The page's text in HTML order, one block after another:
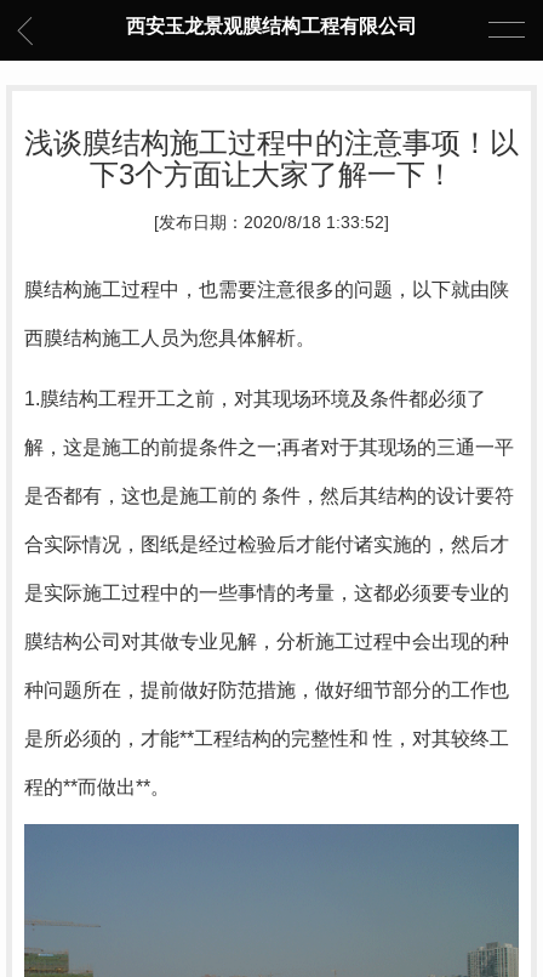
西安玉龙景观膜结构工程有限公司
浅谈膜结构施工过程中的注意事项！以
下3个方面让大家了解一下！
[发布日期：2020/8/18 1:33:52]
膜结构施工过程中，也需要注意很多的问题，以下就由陕
西膜结构施工人员为您具体解析。
1.膜结构工程开工之前，对其现场环境及条件都必须了
解，这是施工的前提条件之一;再者对于其现场的三通一平
是否都有，这也是施工前的 条件，然后其结构的设计要符
合实际情况，图纸是经过检验后才能付诸实施的，然后才
是实际施工过程中的一些事情的考量，这都必须要专业的
膜结构公司对其做专业见解，分析施工过程中会出现的种
种问题所在，提前做好防范措施，做好细节部分的工作也
是所必须的，才能**工程结构的完整性和 性，对其较终工
程的**而做出**。